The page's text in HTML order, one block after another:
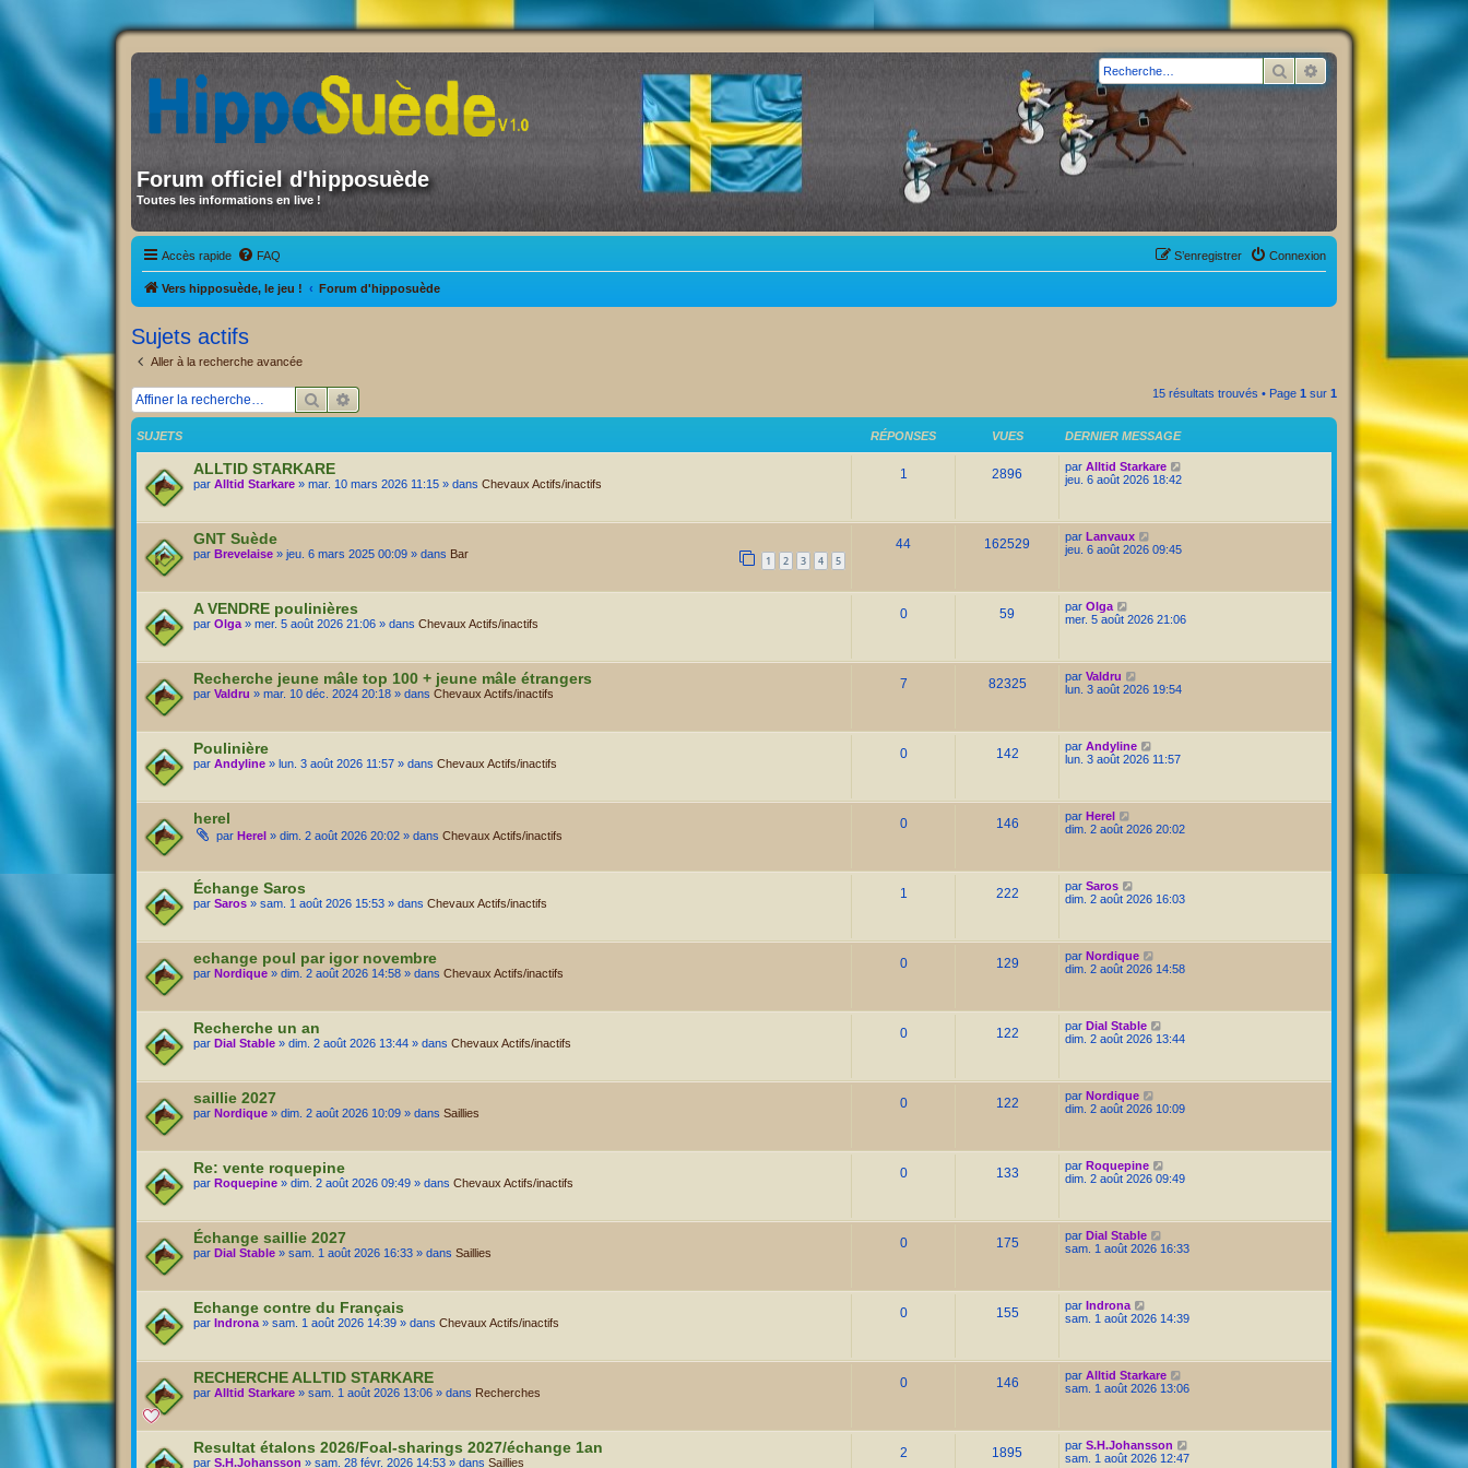
Forum officiel d'hipposuède
Toutes les informations en live !
Rechercher
Accès rapide FAQ Connexion
S’enregistrer
Vers hipposuède, le jeu ! Forum d'hipposuède
Sujets actifs
Aller à la recherche avancée
Rechercher 15 résultats trouvés • Page 1 sur 1
SUJETS RÉPONSES VUES DERNIER MESSAGE
ALLTID STARKARE
par Alltid Starkare » mar. 10 mars 2026 11:15 » dans Chevaux Actifs/inactifs
1 2896 par Alltid Starkare
jeu. 6 août 2026 18:42
GNT Suède
par Brevelaise » jeu. 6 mars 2025 00:09 » dans Bar 1 2 3 4 5
44 162529 par Lanvaux
jeu. 6 août 2026 09:45
A VENDRE poulinières
par Olga » mer. 5 août 2026 21:06 » dans Chevaux Actifs/inactifs
0 59 par Olga
mer. 5 août 2026 21:06
Recherche jeune mâle top 100 + jeune mâle étrangers
par Valdru » mar. 10 déc. 2024 20:18 » dans Chevaux Actifs/inactifs
7 82325 par Valdru
lun. 3 août 2026 19:54
Poulinière
par Andyline » lun. 3 août 2026 11:57 » dans Chevaux Actifs/inactifs
0 142 par Andyline
lun. 3 août 2026 11:57
herel
par Herel » dim. 2 août 2026 20:02 » dans Chevaux Actifs/inactifs
0 146 par Herel
dim. 2 août 2026 20:02
Échange Saros
par Saros » sam. 1 août 2026 15:53 » dans Chevaux Actifs/inactifs
1 222 par Saros
dim. 2 août 2026 16:03
echange poul par igor novembre
par Nordique » dim. 2 août 2026 14:58 » dans Chevaux Actifs/inactifs
0 129 par Nordique
dim. 2 août 2026 14:58
Recherche un an
par Dial Stable » dim. 2 août 2026 13:44 » dans Chevaux Actifs/inactifs
0 122 par Dial Stable
dim. 2 août 2026 13:44
saillie 2027
par Nordique » dim. 2 août 2026 10:09 » dans Saillies
0 122 par Nordique
dim. 2 août 2026 10:09
Re: vente roquepine
par Roquepine » dim. 2 août 2026 09:49 » dans Chevaux Actifs/inactifs
0 133 par Roquepine
dim. 2 août 2026 09:49
Échange saillie 2027
par Dial Stable » sam. 1 août 2026 16:33 » dans Saillies
0 175 par Dial Stable
sam. 1 août 2026 16:33
Echange contre du Français
par Indrona » sam. 1 août 2026 14:39 » dans Chevaux Actifs/inactifs
0 155 par Indrona
sam. 1 août 2026 14:39
RECHERCHE ALLTID STARKARE
par Alltid Starkare » sam. 1 août 2026 13:06 » dans Recherches
0 146 par Alltid Starkare
sam. 1 août 2026 13:06
Resultat étalons 2026/Foal-sharings 2027/échange 1an
par S.H.Johansson » sam. 28 févr. 2026 14:53 » dans Saillies
2 1895 par S.H.Johansson
sam. 1 août 2026 12:47